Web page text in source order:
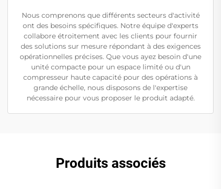
Nous comprenons que différents secteurs d'activité
ont des besoins spécifiques. Notre équipe d'experts
collabore étroitement avec les clients pour fournir
des solutions sur mesure répondant à des exigences
opérationnelles précises. Que vous ayez besoin d'une
unité compacte pour un espace limité ou d'un
compresseur haute capacité pour des opérations à
grande échelle, nous disposons de l'expertise
nécessaire pour vous proposer le produit adapté.
Produits associés